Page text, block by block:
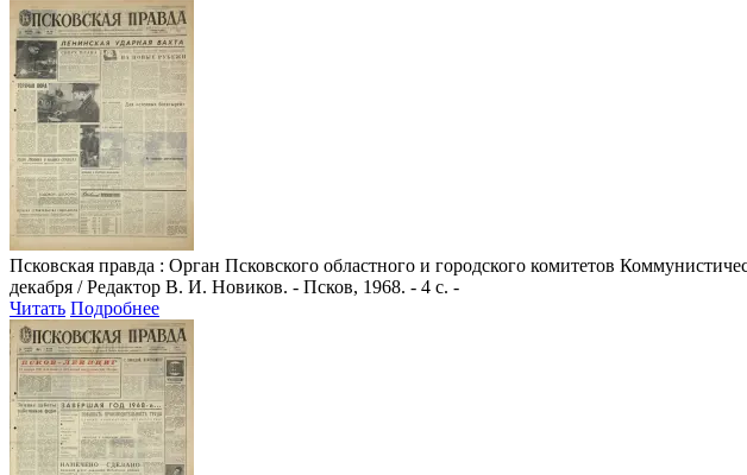
Псковская правда : Орган Псковского областного и городского комитетов
декабря / Редактор В. И. Новиков. - Псков, 1968. - 4 с. -
Читать Подробнее